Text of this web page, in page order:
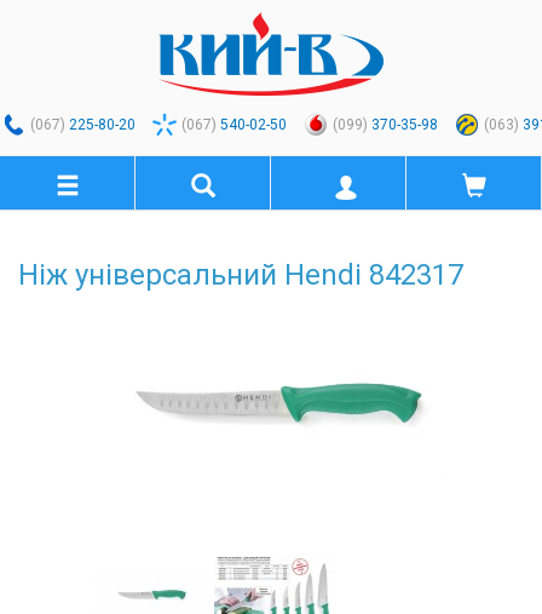
(067) 225-80-20 (067) 540-02-50 (099) 370-35-98 (063)
Ніж універсальний Hendi 842317